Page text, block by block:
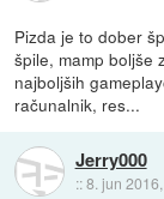
Pizda je to dober
špile, mamp boljše
najboljših
računalnik, res...
Jerry000
::8. jun